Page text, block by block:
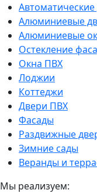
Автоматические
Алюминиевые
Алюминиевые
Остекление
Окна ПВХ
Лоджии
Коттеджи
Двери ПВХ
Фасады
Раздвижные
Зимние сады
Веранды и
Мы реализуем: